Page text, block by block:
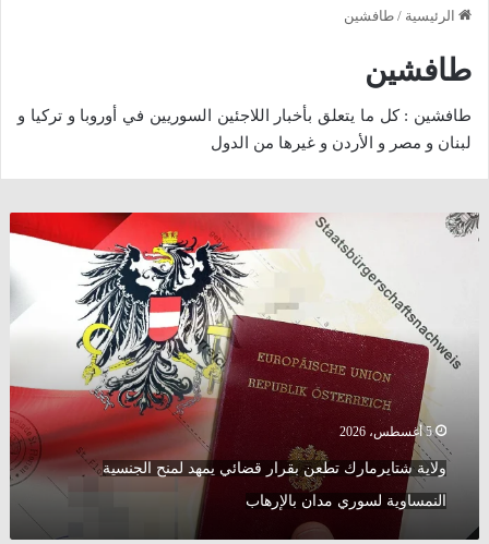
الرئيسية / طافشين
طافشين
طافشين : كل ما يتعلق بأخبار اللاجئين السوريين في أوروبا و تركيا و
لبنان و مصر و الأردن و غيرها من الدول
ولاية
شتايرمارك
لمنح
النمساوية
لسوري
مدان
بالإرهاب
5 أغسطس، 2026
ولاية شتايرمارك تطعن بقرار قضائي يمهد لمنح الجنسية
النمساوية لسوري مدان بالإرهاب